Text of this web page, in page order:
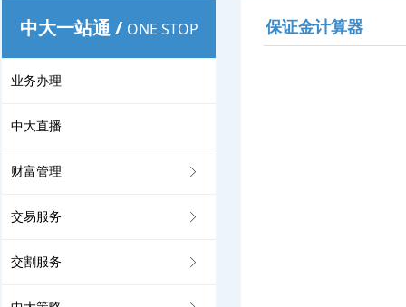
中大一站通/ ONE STOP 保证金计算器
业务办理
中大直播
财富管理 ꁕ
交易服务 ꁕ
交割服务 ꁕ